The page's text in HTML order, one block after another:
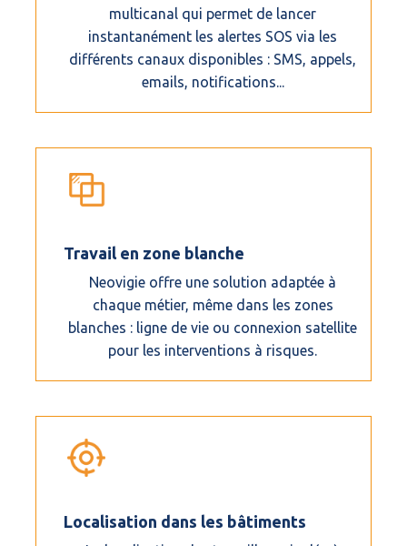
multicanal qui permet de lancer
instantanément les alertes SOS via les
différents canaux disponibles : SMS, appels,
emails, notifications...
Travail en zone blanche
Neovigie offre une solution adaptée à
chaque métier, même dans les zones
blanches : ligne de vie ou connexion satellite
pour les interventions à risques.
Localisation dans les bâtiments